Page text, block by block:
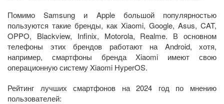
Помимо Samsung и Apple большой популярностью
пользуются такие бренды, как Xiaomi, Google, Asus, CAT,
OPPO, Blackview, Infinix, Motorola, Realme. В основном
телефоны этих брендов работают на Android, хотя,
например, смартфоны бренда Xiaomi имеют свою
операционную систему Xiaomi HyperOS.
Рейтинг лучших смартфонов на 2024 год по мнению
пользователей: